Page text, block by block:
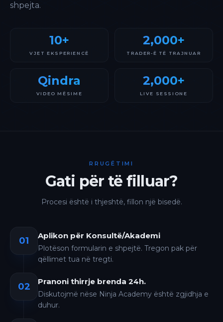
shpejta.
10+
VJET EKSPERIENCË
2,000+
TRADER-Ë TË TRAJNUAR
Qindra
VIDEO MËSIME
2,000+
LIVE SESSIONE
RRUGËTIMI
Gati për të filluar?
Procesi është i thjeshtë, fillon një bisedë.
01 Aplikon për Konsultë/Akademi
Plotëson formularin e shpejtë. Tregon pak për
qëllimet tua në tregti.
02 Pranoni thirrje brenda 24h.
Diskutojmë nëse Ninja Academy është zgjidhja e
duhur.